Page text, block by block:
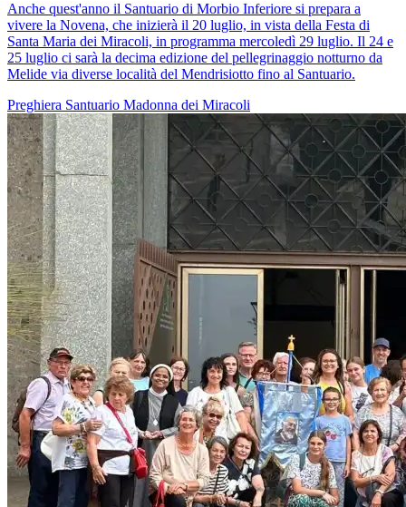
Anche quest'anno il Santuario di Morbio Inferiore si prepara a
vivere la Novena, che inizierà il 20 luglio, in vista della Festa di
Santa Maria dei Miracoli, in programma mercoledì 29 luglio. Il 24 e
25 luglio ci sarà la decima edizione del pellegrinaggio notturno da
Melide via diverse località del Mendrisiotto fino al Santuario.
Preghiera Santuario Madonna dei Miracoli